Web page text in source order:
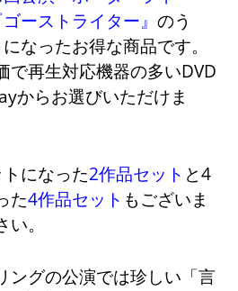
ーストライター』のう
なったお得な商品です。
で再生対応機器の多いDVD
からお選びいただけま
になった2作品セット と4
た4作品セット もございま
。
ングの公演では珍しい「言